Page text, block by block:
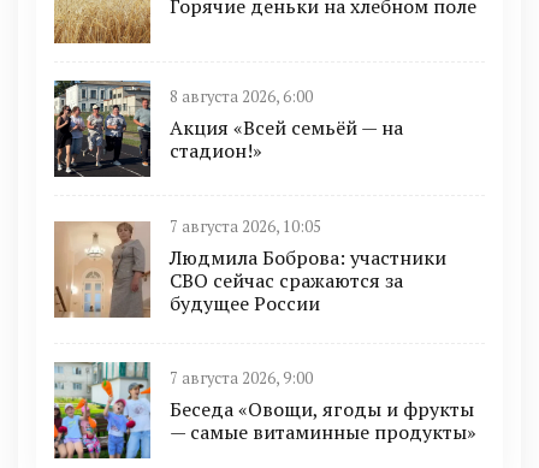
Горячие деньки на хлебном поле
8 августа 2026, 6:00
Акция «Всей семьёй — на
стадион!»
7 августа 2026, 10:05
Людмила Боброва: участники
СВО сейчас сражаются за
будущее России
7 августа 2026, 9:00
Беседа «Овощи, ягоды и фрукты
— самые витаминные продукты»